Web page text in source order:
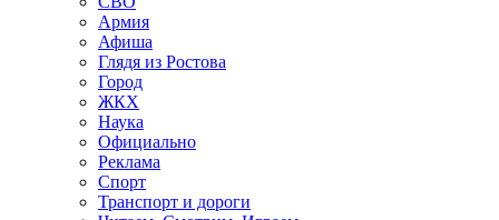
Армия
Афиша
Глядя из Ростова
Город
ЖКХ
Наука
Официально
Реклама
Спорт
Транспорт и дороги